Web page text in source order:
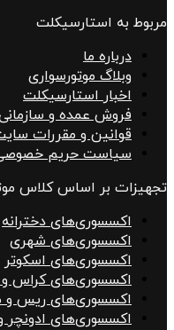
مربوط به استارسیکلت
درباره ما
وبلاگ موتورسواری
اخبار استارسیکلت
فروش عمده و
قوانین و مقررات
سیاست حریم
تجهیزات بر اساس کلاس
اکسسوری‌های دخترانه
اکسسوری‌های شهری
اکسسوری‌های اسکوتر
اکسسوری‌های کراس و
اکسسوری‌های ریس و
اکسسوری‌های ادونچر